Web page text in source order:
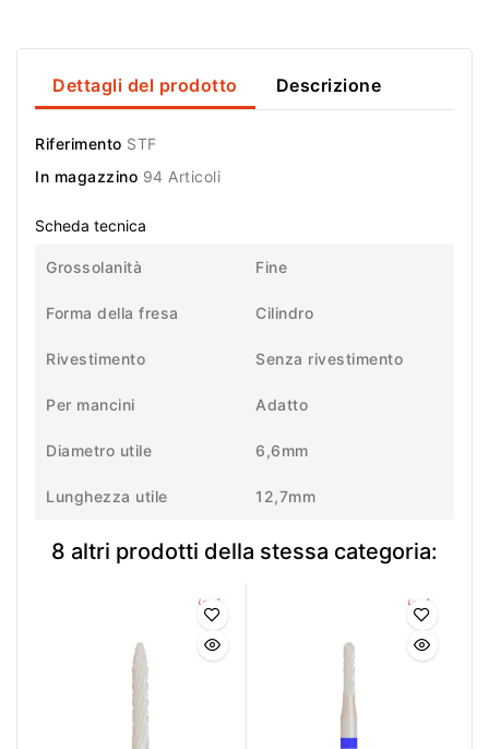
Dettagli del prodotto Descrizione
Riferimento STF
In magazzino 94 Articoli
Scheda tecnica
Grossolanità Fine
Forma della fresa Cilindro
Rivestimento Senza rivestimento
Per mancini Adatto
Diametro utile 6,6mm
Lunghezza utile 12,7mm
8 altri prodotti della stessa categoria: